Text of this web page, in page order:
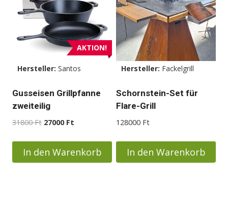
AKTION!
Hersteller: Santos
Gusseisen Grillpfanne
zweiteilig
31800Ft Ursprünglicher
war:
31800 Ft
27000 Ft
ist:
27000 Ft.
In den Warenkorb
Hersteller: Fackelgrill
Schornstein-Set für
Flare-Grill
128000 Ft
In den Warenkorb